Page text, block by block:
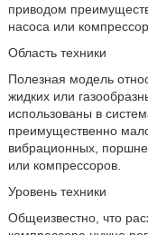
приводом
насоса или
Область техники
Полезная модель
жидких или
использованы в
преимущественно
вибрационных,
или компрессоров.
Уровень техники
Общеизвестно, что